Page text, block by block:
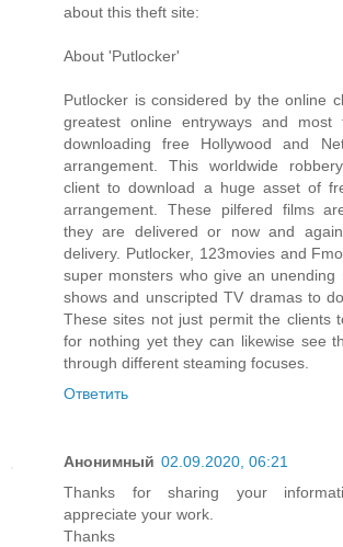
about this theft site:
About 'Putlocker'
Putlocker is considered by the online
greatest online entryways and most
downloading free Hollywood and
arrangement. This worldwide
client to download a huge asset of
arrangement. These pilfered films
they are delivered or now and
delivery. Putlocker, 123movies and
super monsters who give an unending
shows and unscripted TV dramas to
These sites not just permit the clients
for nothing yet they can likewise see
through different steaming focuses.
Ответить
Анонимный 02.09.2020, 06:21
Thanks for sharing your
appreciate your work.
Thanks